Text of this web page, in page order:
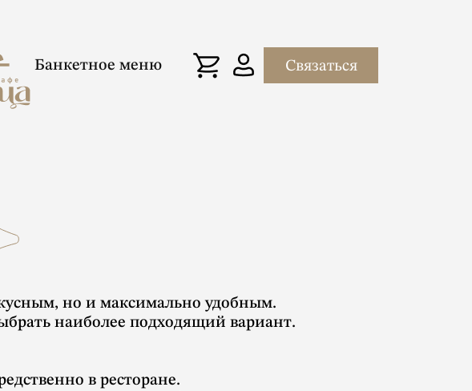
Банкетное меню Связаться
но и максимально удобным.
наиболее подходящий вариант.
в ресторане.